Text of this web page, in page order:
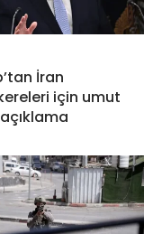
İran
için umut